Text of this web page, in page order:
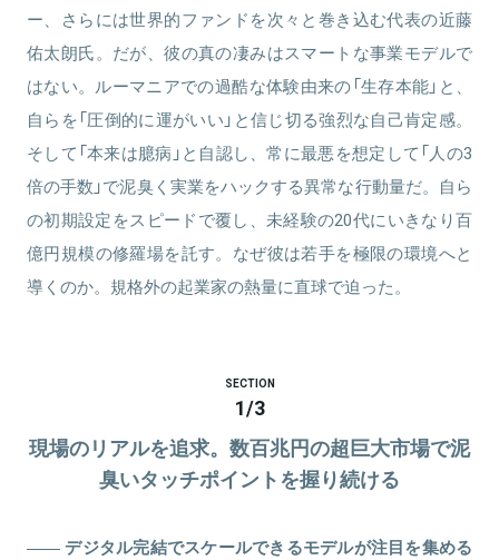
ー、さらには世界的ファンドを次々と巻き込む代表の近藤
佑太朗氏。だが、彼の真の凄みはスマートな事業モデルで
はない。ルーマニアでの過酷な体験由来の「生存本能」と、
自らを「圧倒的に運がいい」と信じ切る強烈な自己肯定感。
そして「本来は臆病」と自認し、常に最悪を想定して「人の3
倍の手数」で泥臭く実業をハックする異常な行動量だ。自ら
の初期設定をスピードで覆し、未経験の20代にいきなり百
億円規模の修羅場を託す。なぜ彼は若手を極限の環境へと
導くのか。規格外の起業家の熱量に直球で迫った。
SECTION
1/3
現場のリアルを追求。数百兆円の超巨大市場で泥
臭いタッチポイントを握り続ける
デジタル完結でスケールできるモデルが注目を集める